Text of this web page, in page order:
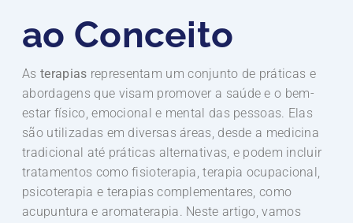
ao Conceito
As terapias representam um conjunto de práticas e
abordagens que visam promover a saúde e o bem-
estar físico, emocional e mental das pessoas. Elas
são utilizadas em diversas áreas, desde a medicina
tradicional até práticas alternativas, e podem incluir
tratamentos como fisioterapia, terapia ocupacional,
psicoterapia e terapias complementares, como
acupuntura e aromaterapia. Neste artigo, vamos